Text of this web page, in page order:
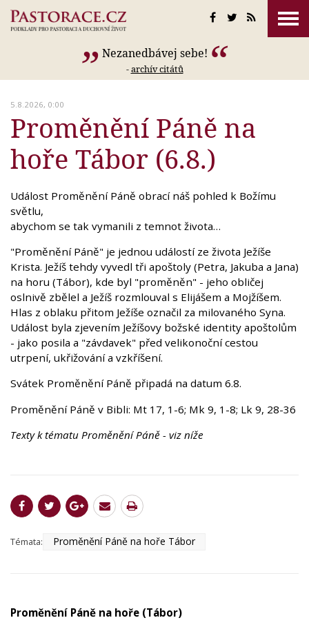
Nezanedbávej sebe!
-archív citátů
5.8.2026, 0:00
Proměnění Páně na
hoře Tábor (6.8.)
Událost Proměnění Páně obrací náš pohled k Božímu
světlu,
abychom se tak vymanili z temnot života…
"Proměnění Páně" je jednou událostí ze života Ježíše
Krista. Ježíš tehdy vyvedl tři apoštoly (Petra, Jakuba a Jana)
na horu (Tábor), kde byl "proměněn" - jeho obličej
oslnivě zbělel a Ježíš rozmlouval s Elijášem a Mojžíšem.
Hlas z oblaku přitom Ježíše označil za milovaného Syna.
Událost byla zjevením Ježíšovy božské identity apoštolům
- jako posila a "závdavek" před velikonoční cestou
utrpení, ukřižování a vzkříšení.
Svátek Proměnění Páně připadá na datum 6.8.
Proměnění Páně v Bibli: Mt 17, 1-6; Mk 9, 1-8; Lk 9, 28-36
Texty k tématu Proměnění Páně - viz níže
Témata: Proměnění Páně na hoře Tábor
Proměnění Páně na hoře (Tábor)